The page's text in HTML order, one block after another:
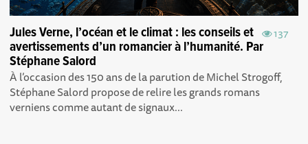
137
Jules Verne, l’océan et le climat : les conseils et
avertissements d’un romancier à l’humanité. Par
Stéphane Salord
À l’occasion des 150 ans de la parution de Michel Strogoff,
Stéphane Salord propose de relire les grands romans
verniens comme autant de signaux...